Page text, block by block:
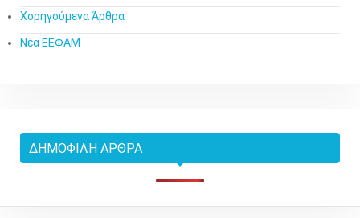
Χορηγούμενα Άρθρα
Νέα ΕΕΦΑΜ
ΔΗΜΟΦΙΛΉ ΆΡΘΡΑ